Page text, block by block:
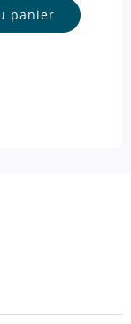
panier